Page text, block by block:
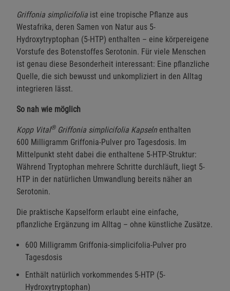
Griffonia simplicifolia ist eine tropische Pflanze aus
Westafrika, deren Samen von Natur aus 5-
Hydroxytryptophan (5-HTP) enthalten – eine körpereigene
Vorstufe des Botenstoffes Serotonin. Für viele Menschen
ist genau diese Besonderheit interessant: Eine pflanzliche
Quelle, die sich bewusst und unkompliziert in den Alltag
integrieren lässt.
So nah wie möglich
Kopp Vital®Griffonia simplicifolia Kapseln enthalten
600 Milligramm Griffonia-Pulver pro Tagesdosis. Im
Mittelpunkt steht dabei die enthaltene 5-HTP-Struktur:
Während Tryptophan mehrere Schritte durchläuft, liegt 5-
HTP in der natürlichen Umwandlung bereits näher an
Serotonin.
Die praktische Kapselform erlaubt eine einfache,
pflanzliche Ergänzung im Alltag – ohne künstliche Zusätze.
600 Milligramm Griffonia-simplicifolia-Pulver pro
Tagesdosis
Enthält natürlich vorkommendes 5-HTP (5-
Hydroxytryptophan)